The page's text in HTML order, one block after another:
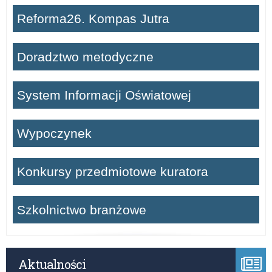
Reforma26. Kompas Jutra
Doradztwo metodyczne
System Informacji Oświatowej
Wypoczynek
Konkursy przedmiotowe kuratora
Szkolnictwo branżowe
Aktualności